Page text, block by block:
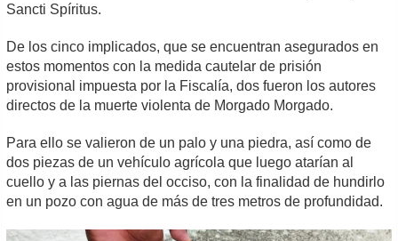
Sancti Spíritus.
De los cinco implicados, que se encuentran asegurados en
estos momentos con la medida cautelar de prisión
provisional impuesta por la Fiscalía, dos fueron los autores
directos de la muerte violenta de Morgado Morgado.
Para ello se valieron de un palo y una piedra, así como de
dos piezas de un vehículo agrícola que luego atarían al
cuello y a las piernas del occiso, con la finalidad de hundirlo
en un pozo con agua de más de tres metros de profundidad.